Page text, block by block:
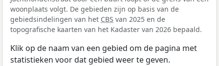
woonplaats volgt. De gebieden zijn op basis van de
gebiedsindelingen van het CBS van 2025 en de
topografische kaarten van het Kadaster van 2026 bepaald.
Klik op de naam van een gebied om de pagina met
statistieken voor dat gebied weer te geven.